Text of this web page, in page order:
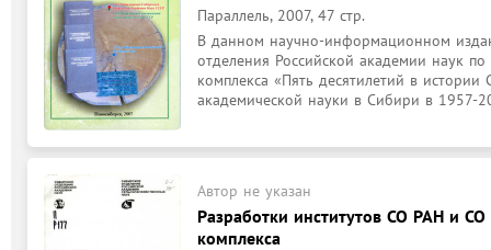
Параллель, 2007, 47 стр.
В данном научно-информационном
отделения Российской академии наук
комплекса «Пять десятилетий в
академической науки в Сибири в 1957-
Автор не указан
Разработки институтов СО РАН и
комплекса